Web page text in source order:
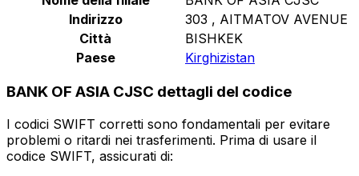
Indirizzo
303 , AITMATOV AVENUE
Città
BISHKEK
Paese
Kirghizistan
BANK OF ASIA CJSC dettagli del codice
I codici SWIFT corretti sono fondamentali per evitare
problemi o ritardi nei trasferimenti. Prima di usare il
codice SWIFT, assicurati di: